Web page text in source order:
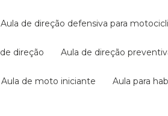
aula de direção defensiva para
direção aula de direção
aula de moto iniciante aula para